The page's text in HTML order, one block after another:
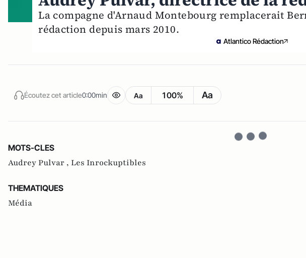
La compagne d'Arnaud Montebourg remplacerait
rédaction depuis mars 2010.
Atlantico Rédaction
Écoutez cet article0:00min Aa 100% Aa
MOTS-CLES
Audrey Pulvar , Les Inrockuptibles
THEMATIQUES
Média